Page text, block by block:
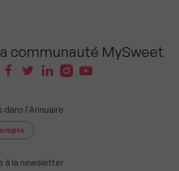
communauté MySweet
dans l'Annuaire
à la newsletter